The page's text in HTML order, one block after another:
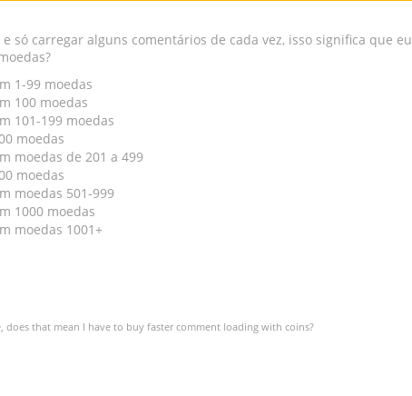
só carregar alguns comentários de cada vez, isso significa que eu
1-99 moedas
100 moedas
101-199 moedas
moedas
moedas de 201 a 499
moedas
moedas 501-999
1000 moedas
moedas 1001+
that mean I have to buy faster comment loading with coins?